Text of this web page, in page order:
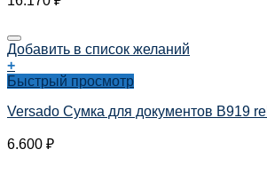
Добавить в список желаний
+
Быстрый просмотр
Versado Сумка для документов B919
6.600 ₽